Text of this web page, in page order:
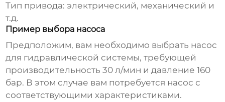
Тип привода: электрический, механический и
т.д.
Пример выбора насоса
Предположим, вам необходимо выбрать насос
для гидравлической системы, требующей
производительность 30 л/мин и давление 160
бар. В этом случае вам потребуется насос с
соответствующими характеристиками.